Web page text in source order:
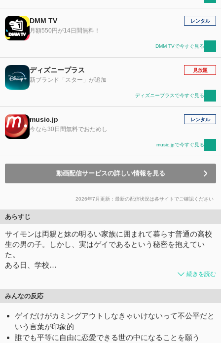
DMM TV
月額550円が14日間無料！
レンタル
DMM TVで今すぐ見る
ディズニープラス
新ブランド「スター」が追加
見放題
ディズニープラスで今すぐ見る
music.jp
今なら30日間無料でおためし
レンタル
music.jpで今すぐ見る
動画配信サービスの詳しい情報を見る
2026年7月更新：最新の配信状況は各サイトでご確認ください
あらすじ
サイモンは両親と妹の明るい家族に囲まれて暮らす普通の高校
生の男の子。しかし、実はゲイであるという秘密を抱えてい
た。
ある日、学校…
続きを読む
みんなの反応
ゲイだけがカミングアウトしなきゃいけないって不公平だと
いう言葉が印象的
誰でも平等に自由に恋愛できる世の中になることを願う